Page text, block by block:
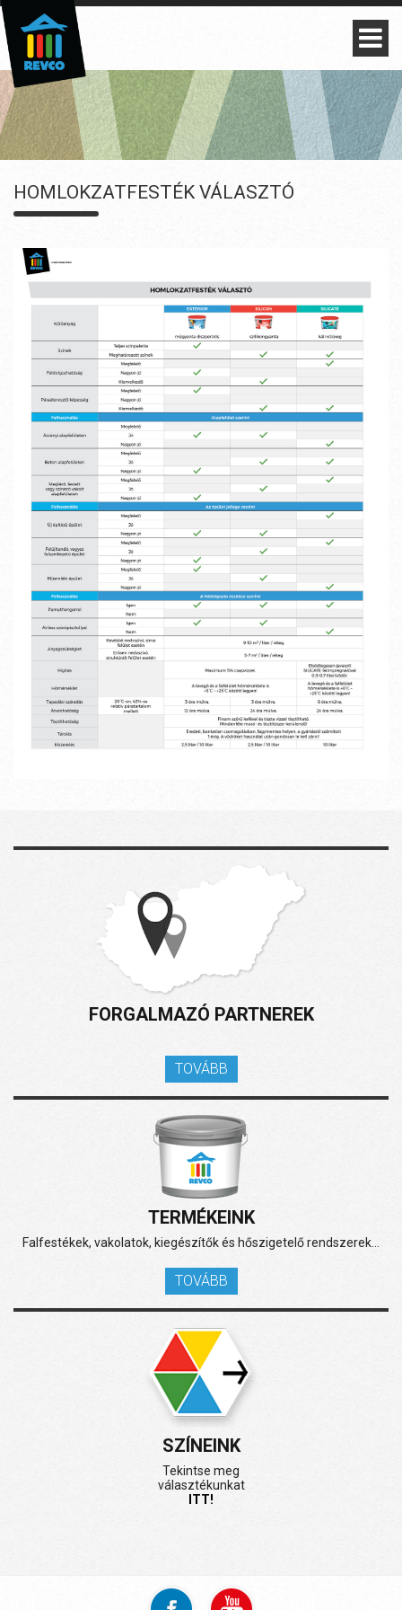
HOMLOKZATFESTÉK VÁLASZTÓ
FORGALMAZÓ PARTNEREK
TOVÁBB
TERMÉKEINK
Falfestékek, vakolatok, kiegészítők és hőszigetelő rendszerek...
TOVÁBB
SZÍNEINK
Tekintse meg
választékunkat
ITT!